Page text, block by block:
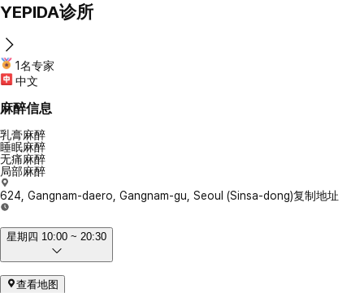
YEPIDA诊所
1名专家
中文
麻醉信息
乳膏麻醉
睡眠麻醉
无痛麻醉
局部麻醉
624, Gangnam-daero, Gangnam-gu, Seoul (Sinsa-dong)复制地址
星期四 10:00 ~ 20:30
查看地图